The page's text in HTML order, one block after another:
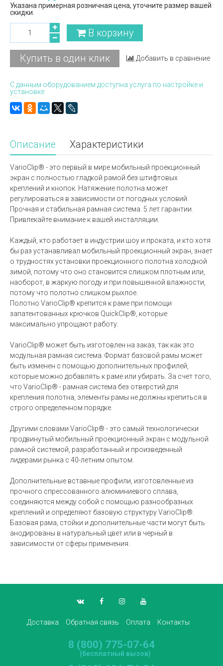
Указана примерная розничная цена, уточните размер вашей
скидки.
В корзину
Купить в один клик Добавить в сравнение
С данным оборудованием доступна услуга по настройке и
установке.
Описание Характеристики
VarioClip® - это первый в мире мобильный проекционный
экран с полностью гладкой рамой без штифтовых
креплений и кнопок. Натяжение полотна может
регулироваться в зависимости от погодных условий.
Прочная и стабильная рамная система. 5 лет гарантии.
Привлекайте внимание к вашей инсталляции.
Каждый, кто работает в индустрии шоу и проката, и кто хотя
бы раз устанавливал мобильный проекционный экран, знает
о трудностях установки проекционного полотна холодной
зимой, потому что оно становится слишком плотным или,
наоборот, в жаркую погоду и при повышенной влажности,
потому что полотно слишком рыхлое.
Полотно VarioClip® крепится к раме при помощи
запатентованных крючков QuickClip®, которые
максимально упрощают работу.
VarioClip® может быть изготовлен на заказ, так как это
модульная рамная система. Формат базовой рамы может
быть изменен с помощью дополнительных профилей,
которые можно добавлять к раме или убирать. За счет того,
что VarioClip® - рамная система без отверстий для
крепления полотна, элементы рамы не должны крепиться в
строго определенном порядке.
Другими словами VarioClip® - это самый технологически
продвинутый мобильный проекционный экран с модульной
рамной системой, разработанный и произведенный
лидерами рынка с 40-летним опытом.
Дополнительные вставные профили, изготовленные из
прочного спрессованного алюминиевого сплава,
соединяются между собой с помощью разнообразных
креплений и определяют базовую структуру VarioClip®.
Базовая рама, стойки и дополнительные части могут быть
анодированы в натуральный цвет или в черный в
зависимости от сферы применения.
Доставка Обратная связь Оплата Контакты
8 (800) 775-07-64
(бесплатный вызов)